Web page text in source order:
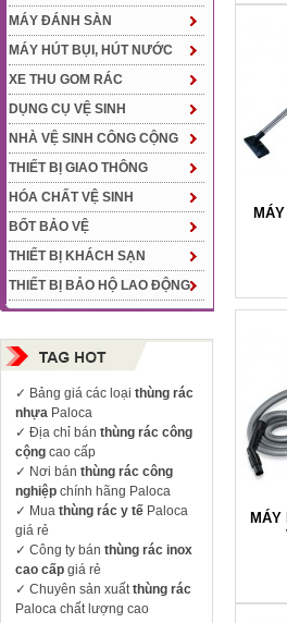
MÁY ĐÁNH SÀN
MÁY HÚT BỤI, HÚT NƯỚC
XE THU GOM RÁC
DỤNG CỤ VỆ SINH
NHÀ VỆ SINH CÔNG CỘNG
THIẾT BỊ GIAO THÔNG
HÓA CHẤT VỆ SINH
BỐT BẢO VỆ
THIẾT BỊ KHÁCH SẠN
THIẾT BỊ BẢO HỘ LAO ĐỘNG
✓ Bảng giá các loại thùng rác
nhựa Paloca
✓ Địa chỉ bán thùng rác công
cộng cao cấp
✓ Nơi bán thùng rác công
nghiệp chính hãng Paloca
✓ Mua thùng rác y tế Paloca
giá rẻ
✓ Công ty bán thùng rác inox
cao cấp giá rẻ
✓ Chuyên sản xuấtthùng rác
Paloca chất lượng cao
MÁY